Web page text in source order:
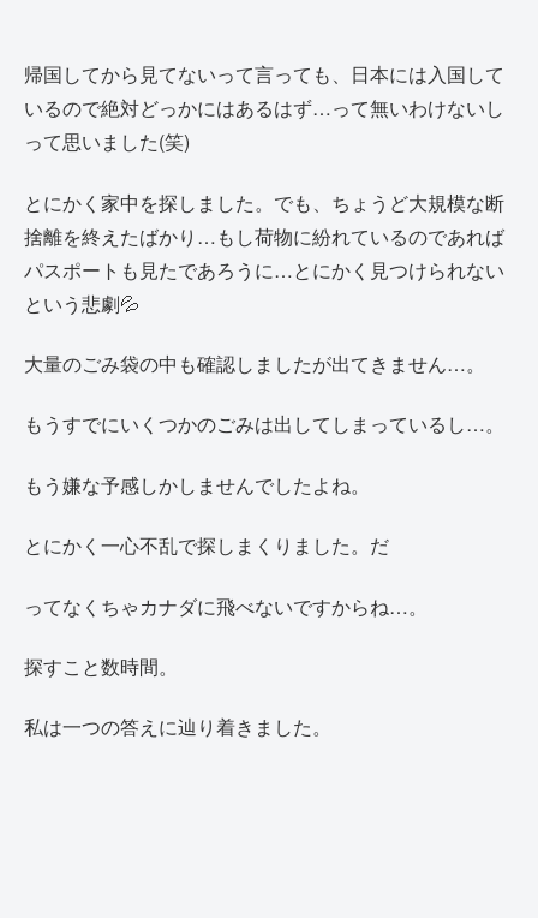
帰国してから見てないって言っても、日本には入国して
いるので絶対どっかにはあるはず…って無いわけないし
って思いました(笑)
とにかく家中を探しました。でも、ちょうど大規模な断
捨離を終えたばかり…もし荷物に紛れているのであれば
パスポートも見たであろうに…とにかく見つけられない
という悲劇💦
大量のごみ袋の中も確認しましたが出てきません…。
もうすでにいくつかのごみは出してしまっているし…。
もう嫌な予感しかしませんでしたよね。
とにかく一心不乱で探しまくりました。だ
ってなくちゃカナダに飛べないですからね…。
探すこと数時間。
私は一つの答えに辿り着きました。